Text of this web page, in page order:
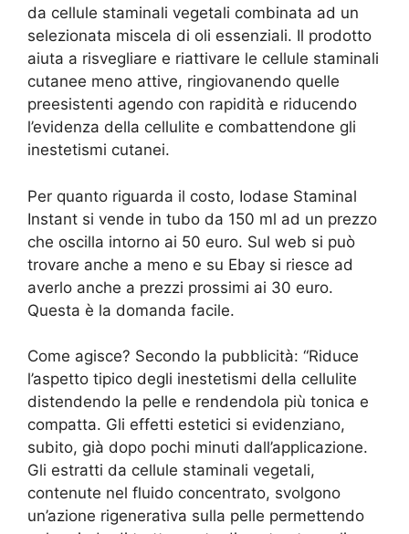
da cellule staminali vegetali combinata ad un
selezionata miscela di oli essenziali. Il prodotto
aiuta a risvegliare e riattivare le cellule staminali
cutanee meno attive, ringiovanendo quelle
preesistenti agendo con rapidità e riducendo
l’evidenza della cellulite e combattendone gli
inestetismi cutanei.
Per quanto riguarda il costo, Iodase Staminal
Instant si vende in tubo da 150 ml ad un prezzo
che oscilla intorno ai 50 euro. Sul web si può
trovare anche a meno e su Ebay si riesce ad
averlo anche a prezzi prossimi ai 30 euro.
Questa è la domanda facile.
Come agisce? Secondo la pubblicità: “Riduce
l’aspetto tipico degli inestetismi della cellulite
distendendo la pelle e rendendola più tonica e
compatta. Gli effetti estetici si evidenziano,
subito, già dopo pochi minuti dall’applicazione.
Gli estratti da cellule staminali vegetali,
contenute nel fluido concentrato, svolgono
un’azione rigenerativa sulla pelle permettendo